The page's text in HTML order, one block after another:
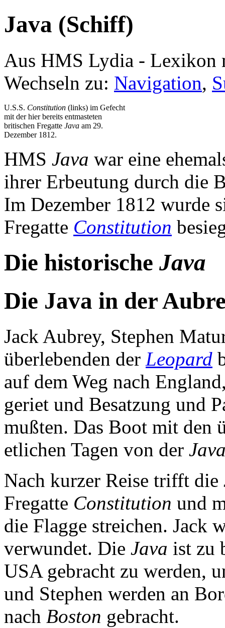
Java (Schiff)
Aus HMS Lydia - Lexikon
Wechseln zu: Navigation,
U.S.S. Constitution (links) im Gefecht
mit der hier bereits entmasteten
britischen Fregatte Java am 29.
Dezember 1812.
HMS Java war eine
ihrer Erbeutung durch die
Im Dezember 1812 wurde
Fregatte Constitution
Die historische Java
Die Java in der
Jack Aubrey, Stephen
überlebenden der Leopard
auf dem Weg nach
geriet und Besatzung und
mußten. Das Boot mit den
etlichen Tagen von der
Nach kurzer Reise trifft die
Fregatte Constitution und
die Flagge streichen. Jack
verwundet. Die Java ist zu
USA gebracht zu werden,
und Stephen werden an
nach Boston gebracht.